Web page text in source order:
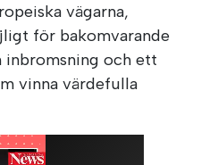
vägarna,
för bakomvarande
inbromsning och ett
vinna värdefulla